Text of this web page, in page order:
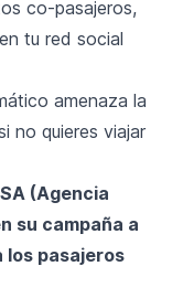
co-pasajeros,
tu red social
amenaza la
no quieres viajar
(Agencia
su campaña a
los pasajeros